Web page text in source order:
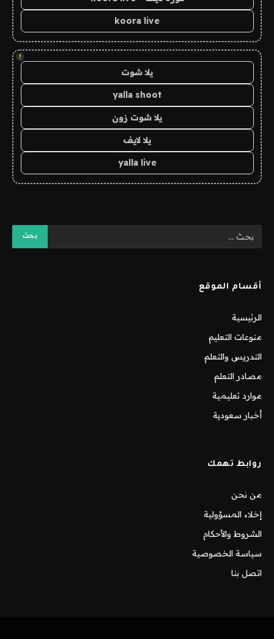
koora live
!
يلا شوت
yalla shoot
يلا شوت زون
يلا لايف
yalla live
أقسام الموقع
الرئيسية
منوعات التعليم
التدريس والتعلم
مصادر التعلم
موارد تعليمية
أخبار سعودية
روابط تهمك
من نحن
إخلاء المسؤولية
الشروط والأحكام
سياسة الخصوصية
اتصل بنا